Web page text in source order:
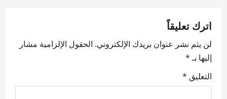
a
v
i
g
اترك تعليقاً
لن يتم نشر عنوان بريدك الإلكتروني. الحقول الإلزامية مشار
إليها بـ*
التعليق *